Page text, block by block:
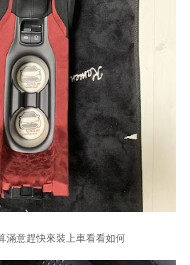
滿意趕快來裝上車看看如何